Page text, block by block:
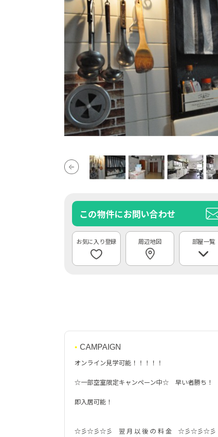
この物件にお問い合わせ
周辺地図 部屋一覧
CAMPAIGN
オンライン見学可能！！！！！
☆一部空室限定キャンペーン中☆ 早い者勝ち！
即入居可能！
☆彡☆彡☆彡 翌 月 以 後 の 料 金 ☆彡☆彡☆彡